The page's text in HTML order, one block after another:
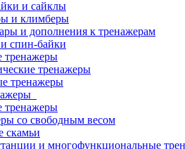
и сайклы
и климберы
и дополнения к тренажерам
спин-байки
тренажеры
тренажеры
тренажеры
со свободным весом
скамьи
и многофункциональные